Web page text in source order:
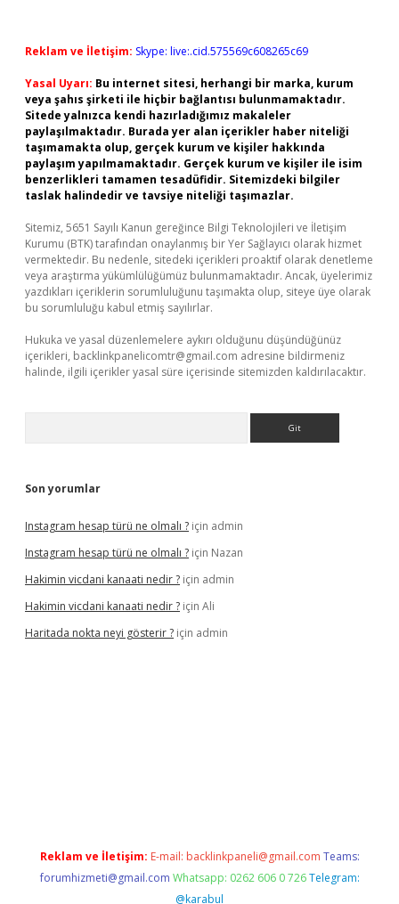
Reklam ve İletişim: Skype: live:.cid.575569c608265c69
Yasal Uyarı: Bu internet sitesi, herhangi bir marka, kurum
veya şahıs şirketi ile hiçbir bağlantısı bulunmamaktadır.
Sitede yalnızca kendi hazırladığımız makaleler
paylaşılmaktadır. Burada yer alan içerikler haber niteliği
taşımamakta olup, gerçek kurum ve kişiler hakkında
paylaşım yapılmamaktadır. Gerçek kurum ve kişiler ile isim
benzerlikleri tamamen tesadüfidir. Sitemizdeki bilgiler
taslak halindedir ve tavsiye niteliği taşımazlar.
Sitemiz, 5651 Sayılı Kanun gereğince Bilgi Teknolojileri ve İletişim
Kurumu (BTK) tarafından onaylanmış bir Yer Sağlayıcı olarak hizmet
vermektedir. Bu nedenle, sitedeki içerikleri proaktif olarak denetleme
veya araştırma yükümlülüğümüz bulunmamaktadır. Ancak, üyelerimiz
yazdıkları içeriklerin sorumluluğunu taşımakta olup, siteye üye olarak
bu sorumluluğu kabul etmiş sayılırlar.
Hukuka ve yasal düzenlemelere aykırı olduğunu düşündüğünüz
içerikleri, backlinkpanelicomtr@gmail.com adresine bildirmeniz
halinde, ilgili içerikler yasal süre içerisinde sitemizden kaldırılacaktır.
Son yorumlar
Instagram hesap türü ne olmalı ? için admin
Instagram hesap türü ne olmalı ? için Nazan
Hakimin vicdani kanaati nedir ? için admin
Hakimin vicdani kanaati nedir ? için Ali
Haritada nokta neyi gösterir ? için admin
Reklam ve İletişim: E-mail: backlinkpaneli@gmail.com Teams:
forumhizmeti@gmail.com Whatsapp: 0262 606 0 726 Telegram:
@karabul